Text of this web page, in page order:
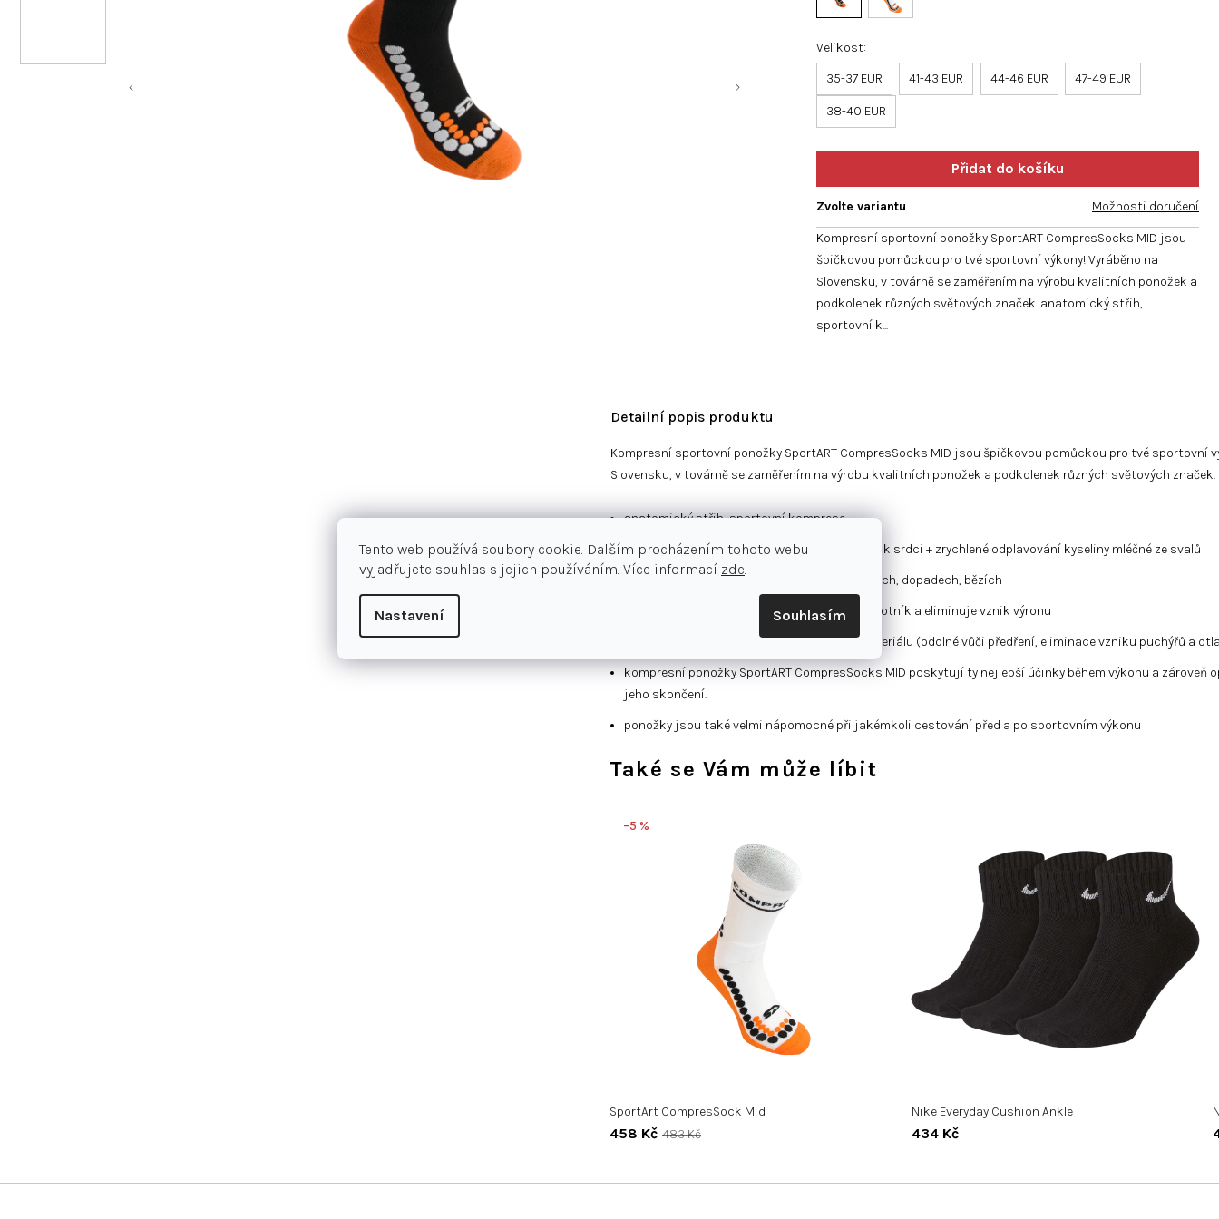
Tento web používá soubory cookie. Dalším procházením tohoto webu
vyjadřujete souhlas s jejich používáním. Více informací zde
Nastavení Souhlasím
Kompresní sportovní ponožky SportART CompresSocks MID jsou
špičkovou pomůckou pro tvé sportovní výkony! Vyráběno na
Slovensku, v továrně se zaměřením na výrobu kvalitních ponožek a
podkolenek různých světových značek. anatomický střih,
sportovní k...
Velikost
35-37 EUR
41-43 EUR 44-46 EUR 47-49 EUR
38-40 EUR
Zvolte variantu Možnosti doručení
Detailní popis produktu
Kompresní sportovní ponožky SportART CompresSocks MID jsou špičkovou pomůckou pro tvé sportovní
Slovensku, v továrně se zaměřením na výrobu kvalitních ponožek a podkolenek různých světových značek.
anatomický střih, sportovní komprese
komprese tlačí na žíly a urychluje návrat krve k srdci + zrychlené odplavování kyseliny mléčné ze svalů
komprese zabraňuje otřesu svalů při výskocích, dopadech, bězích
zesílená komprese kolem kotníku zpevňuje kotník a eliminuje vznik výronu
propracovaná špička z pevného tenkého materiálu (odolné vůči předření, eliminace vzniku puchýřů a
kompresní ponožky SportART CompresSocks MID poskytují ty nejlepší účinky během výkonu a zároveň
jeho skončení.
ponožky jsou také velmi nápomocné při jakémkoli cestování před a po sportovním výkonu
Také se Vám může líbit
–5 %
SportArt CompresSock Mid
458 Kč 483 Kč
Nike Everyday Cushion Ankle
434 Kč